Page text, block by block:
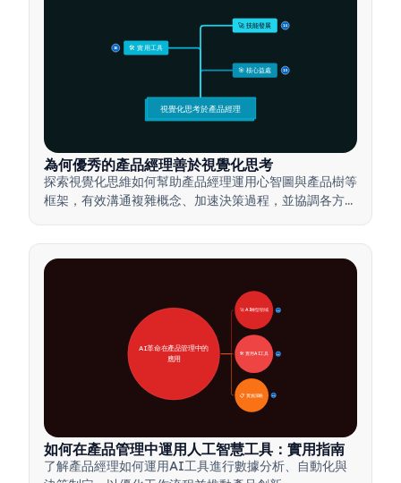
🎯 核心益處 15
🛠️ 實用工具
15
🚀 技能發展 15
視覺化思考於產品經理
為何優秀的產品經理善於視覺化思考
探索視覺化思維如何幫助產品經理運用心智圖與產品樹等
框架，有效溝通複雜概念、加速決策過程，並協調各方利
🚀 AI轉型領域 28
🛠️ 實用AI工具
📋 實施策略 33
AI革命在產品管理中的
應用
如何在產品管理中運用人工智慧工具：實用指南
了解產品經理如何運用AI工具進行數據分析、自動化與